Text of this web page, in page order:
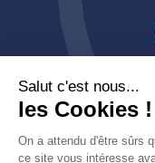
Produits
Decoroom